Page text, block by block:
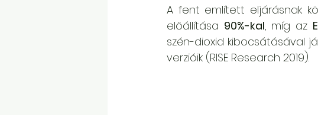
A fent említett eljárásnak
előállítása 90%-kal, míg az
szén-dioxid kibocsátásával
verzióik (RISE Research 2019).